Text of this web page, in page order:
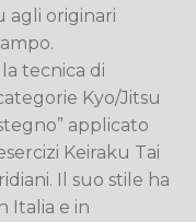
agli originari
tecnica di
Kyo/Jitsu
applicato
Keiraku Tai
Il suo stile ha
Italia e in